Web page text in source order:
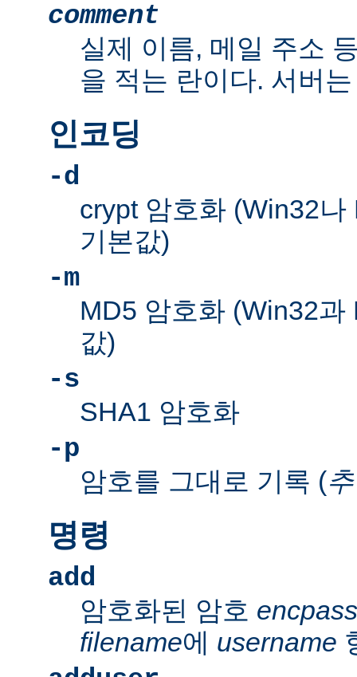
comment
실제 이름, 메일 주소
을 적는 란이다. 서버
인코딩
-d
crypt 암호화 (Win32
기본값)
-m
MD5 암호화 (Win32
값)
-s
SHA1 암호화
-p
암호를 그대로 기록 (
명령
add
암호화된 암호
filename에 username